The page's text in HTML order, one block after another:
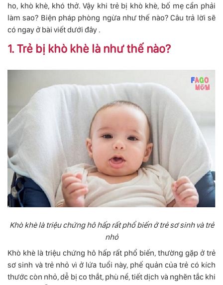
ho, khò khè, khó thở. Vậy khi trẻ bị khò khè, bố mẹ cần phải
làm sao? Biện pháp phòng ngừa như thế nào? Câu trả lời sẽ
có ngay ở bài viết dưới đây .
1. Trẻ bị khò khè là như thế nào?
Khò khè là triệu chứng hô hấp rất phổ biến ở trẻ sơ sinh và trẻ
nhỏ
Khò khè là triệu chứng hô hấp rất phổ biến, thường gặp ở trẻ
sơ sinh và trẻ nhỏ vì ở lứa tuổi này, phế quản của trẻ có kích
thước còn nhỏ, dễ bị co thắt, phù nề, tiết dịch và nghẽn tắc khi